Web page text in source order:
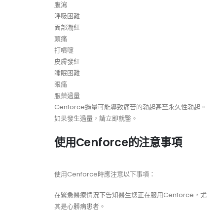
腹瀉
呼吸困難
面部潮紅
頭痛
打噴嚏
皮膚發紅
睡眠困難
眼痛
服藥過量
Cenforce過量可能導致痛苦的勃起甚至永久性勃起。
如果發生過量，請立即就醫。
使用Cenforce的注意事項
使用Cenforce時應注意以下事項：
在緊急醫療情況下告知醫生您正在服用Cenforce，尤
其是心髒病患者。